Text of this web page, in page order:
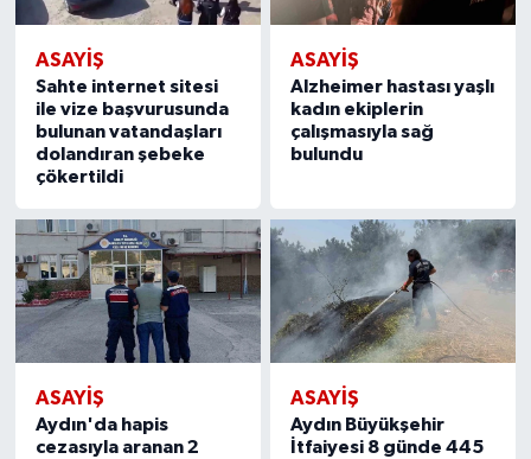
ASAYİŞ
Sahte internet sitesi
ile vize başvurusunda
bulunan vatandaşları
dolandıran şebeke
çökertildi
ASAYİŞ
Alzheimer hastası yaşlı
kadın ekiplerin
çalışmasıyla sağ
bulundu
ASAYİŞ
Aydın'da hapis
cezasıyla aranan 2
ASAYİŞ
Aydın Büyükşehir
İtfaiyesi 8 günde 445